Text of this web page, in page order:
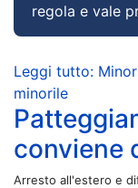
regola e vale
Leggi tutto:
minorile
conviene
Arresto all'estero e